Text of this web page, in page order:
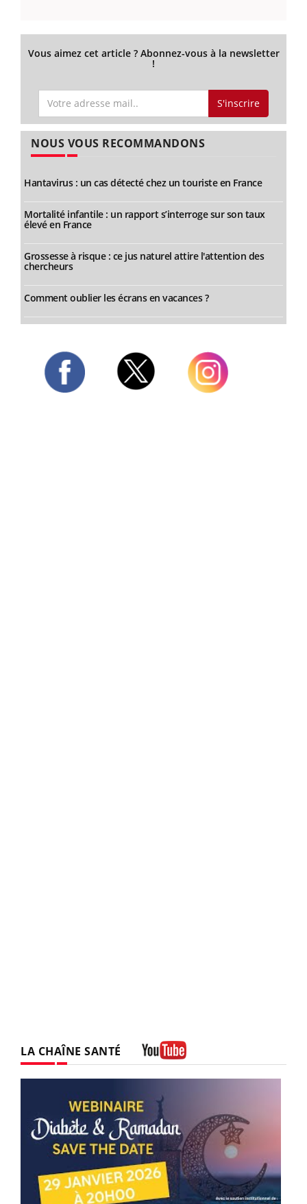
Vous aimez cet article ? Abonnez-vous à la newsletter
!
S'inscrire
NOUS VOUS RECOMMANDONS
Hantavirus : un cas détecté chez un touriste en France
Mortalité infantile : un rapport s’interroge sur son taux
élevé en France
Grossesse à risque : ce jus naturel attire l'attention des
chercheurs
Comment oublier les écrans en vacances ?
LA CHAÎNE SANTÉ